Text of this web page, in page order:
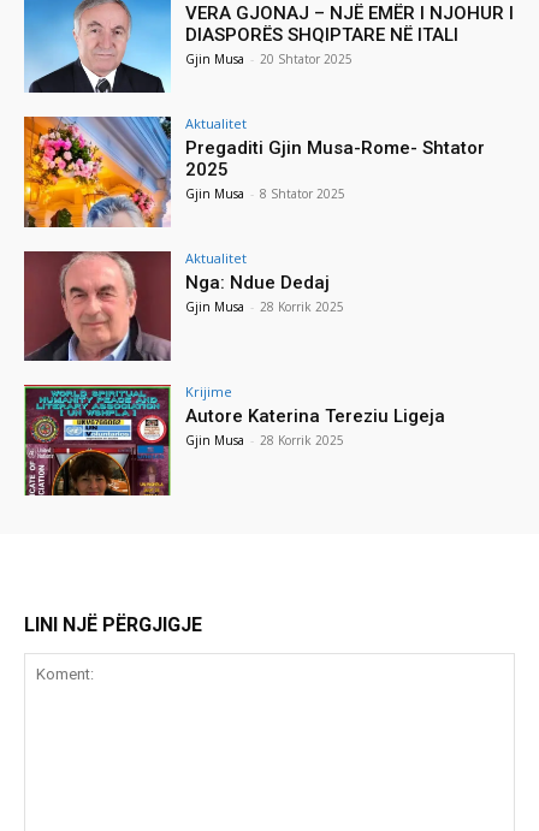
VERA GJONAJ – NJË EMËR I NJOHUR I
DIASPORËS SHQIPTARE NË ITALI
Gjin Musa - 20 Shtator 2025
Aktualitet
Pregaditi Gjin Musa-Rome- Shtator
2025
Gjin Musa - 8 Shtator 2025
Aktualitet
Nga: Ndue Dedaj
Gjin Musa - 28 Korrik 2025
Krijime
Autore Katerina Tereziu Ligeja
Gjin Musa - 28 Korrik 2025
LINI NJË PËRGJIGJE